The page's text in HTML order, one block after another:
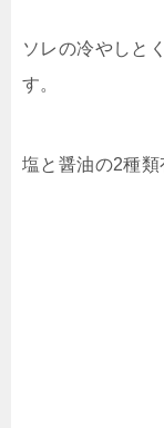
ソレの冷やしと
す。
塩と醤油の2種類